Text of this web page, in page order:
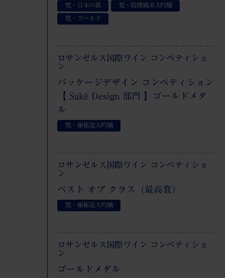
梵・日本の翼
梵・特撰純米大吟醸
梵・ゴールド
ロサンゼルス国際ワイン コンペティショ
ン
パッケージデザイン コンペティション
【 Saké Design 部門 】ゴールドメダ
ル
梵・極秘造大吟醸
ロサンゼルス国際ワイン コンペティショ
ン
ベスト オブ クラス（最高賞）
梵・極秘造大吟醸
ロサンゼルス国際ワイン コンペティショ
ン
ゴールドメダル